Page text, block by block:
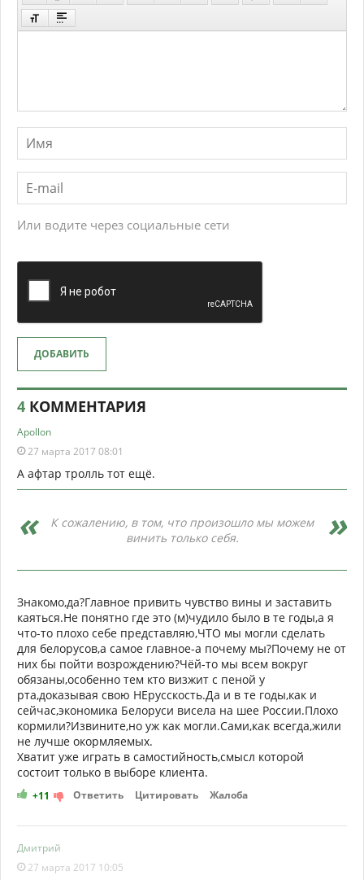
Или водите через социальные сети
ДОБАВИТЬ
4 КОММЕНТАРИЯ
Apollon
27 марта 2017 08:01
А афтар тролль тот ещё.
К сожалению, в том, что произошло мы можем
винить только себя.
Знакомо,да?Главное привить чувство вины и заставить
каяться.Не понятно где это (м)чудило было в те годы,а я
что-то плохо себе представляю,ЧТО мы могли сделать
для белорусов,а самое главное-а почему мы?Почему не от
них бы пойти возрождению?Чёй-то мы всем вокруг
обязаны,особенно тем кто визжит с пеной у
рта,доказывая свою НЕрусскость.Да и в те годы,как и
сейчас,экономика Белоруси висела на шее России.Плохо
кормили?Извините,но уж как могли.Сами,как всегда,жили
не лучше окормляемых.
Хватит уже играть в самостийность,смысл которой
состоит только в выборе клиента.
+11 Ответить Цитировать Жалоба
Дмитрий
27 марта 2017 10:05